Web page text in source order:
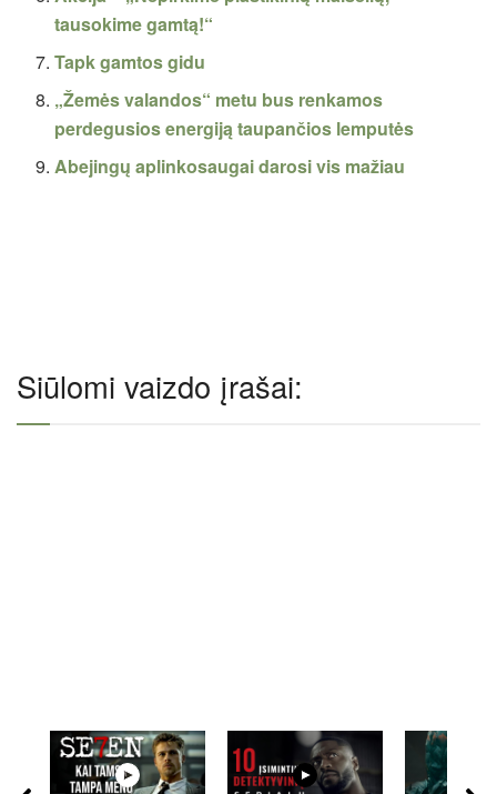
tausokime gamtą!“
Tapk gamtos gidu
„Žemės valandos“ metu bus renkamos
perdegusios energiją taupančios lemputės
Abejingų aplinkosaugai darosi vis mažiau
Siūlomi vaizdo įrašai: